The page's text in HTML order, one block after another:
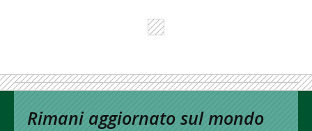
Rimani aggiornato sul mondo